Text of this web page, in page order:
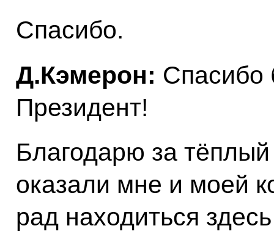
Спасибо.
Д.Кэмерон: Спасибо
Президент!
Благодарю за
оказали мне и моей
рад находиться